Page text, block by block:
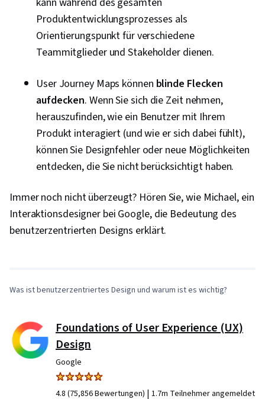
Produktentwicklungsprozesses als
Orientierungspunkt für verschiedene
Teammitglieder und Stakeholder dienen.
User Journey Maps können blinde Flecken
aufdecken. Wenn Sie sich die Zeit nehmen,
herauszufinden, wie ein Benutzer mit Ihrem
Produkt interagiert (und wie er sich dabei fühlt),
können Sie Designfehler oder neue Möglichkeiten
entdecken, die Sie nicht berücksichtigt haben.
Immer noch nicht überzeugt? Hören Sie, wie Michael, ein
Interaktionsdesigner bei Google, die Bedeutung des
benutzerzentrierten Designs erklärt.
0:00/3:02
Was ist benutzerzentriertes Design und warum ist es wichtig?
Foundations of User Experience (UX)
Design
Google
4.8 (75,856 Bewertungen) | 1.7m Teilnehmer angemeldet